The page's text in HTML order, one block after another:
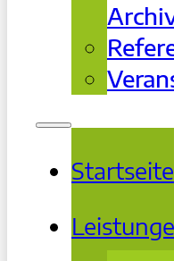
Startseite